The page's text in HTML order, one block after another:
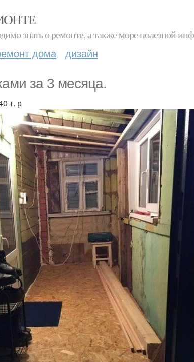
знать о ремонте, а также море полезной
дома дизайн
за 3 месяца.
т. р